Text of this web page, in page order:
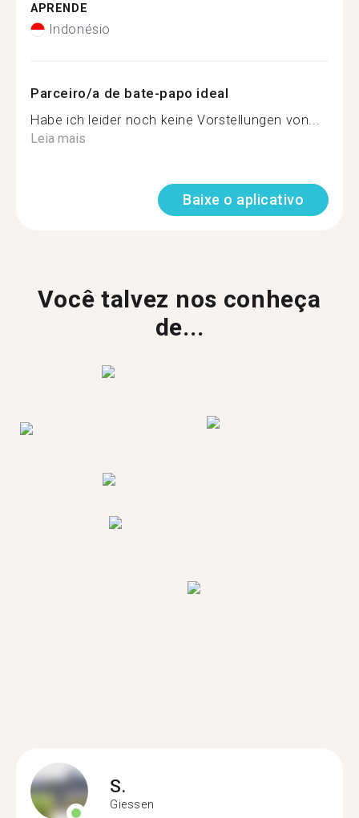
APRENDE
Indonésio
Parceiro/a de bate-papo ideal
Habe ich leider noch keine Vorstellungen von...
Leia mais
Baixe o aplicativo
Você talvez nos conheça
de...
S.
Giessen